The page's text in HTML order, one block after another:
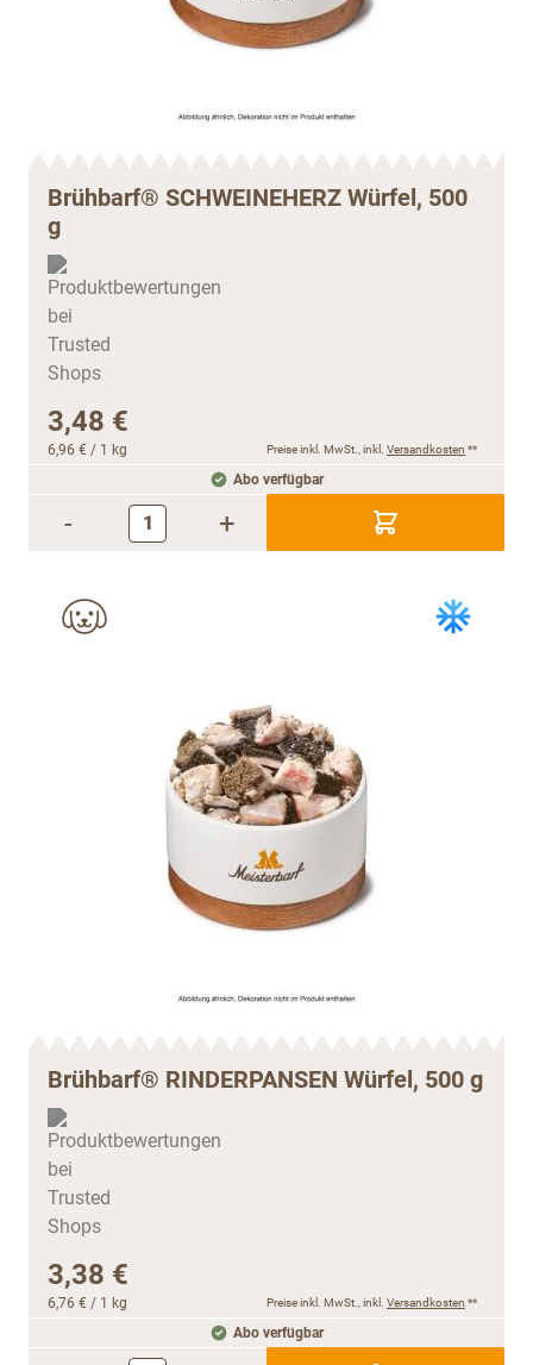
Brühbarf® SCHWEINEHERZ Würfel, 500
g
3,48 €
6,96 € / 1 kg Preise inkl. MwSt., inkl. Versandkosten **
Abo verfügbar
- +
Brühbarf® RINDERPANSEN Würfel, 500 g
3,38 €
6,76 € / 1 kg Preise inkl. MwSt., inkl. Versandkosten **
Abo verfügbar